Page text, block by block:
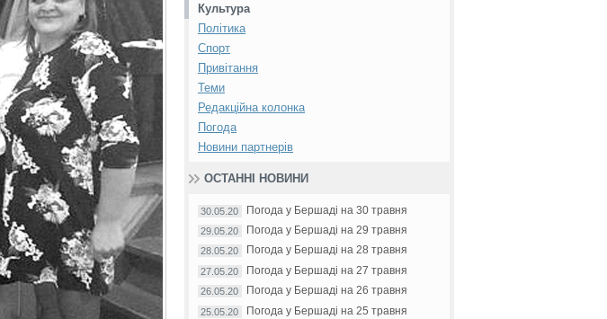
Культура
Політика
Спорт
Привітання
Теми
Редакційна колонка
Погода
Новини партнерів
ОСТАННІ НОВИНИ
30.05.20 Погода у Бершаді на 30 травня
29.05.20 Погода у Бершаді на 29 травня
28.05.20 Погода у Бершаді на 28 травня
27.05.20 Погода у Бершаді на 27 травня
26.05.20 Погода у Бершаді на 26 травня
25.05.20 Погода у Бершаді на 25 травня